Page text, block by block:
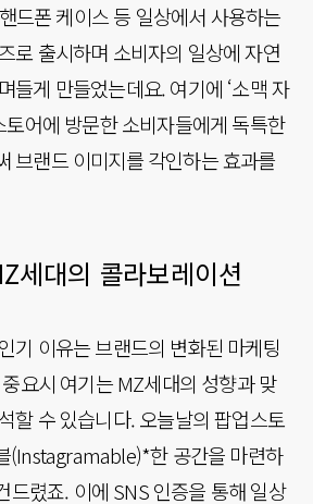
드폰 케이스 등 일상에서 사용하는
로 출시하며 소비자의 일상에 자연
들게 만들었는데요. 여기에 ‘소맥 자
토어에 방문한 소비자들에게 독특한
브랜드 이미지를 각인하는 효과를
세대의 콜라보레이션
기 이유는 브랜드의 변화된 마케팅
요시 여기는 MZ세대의 성향과 맞
할 수 있습니다. 오늘날의 팝업스토
(Instagramable)*한 공간을 마련하
드렸죠. 이에 SNS 인증을 통해 일상